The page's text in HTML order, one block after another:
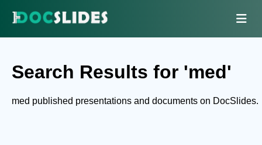
Search Results for 'med'
med published presentations and documents on DocSlides.